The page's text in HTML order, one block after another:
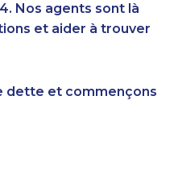
1-587-543-0713
1-437-900-0384
Nos agents sont là
et aider à trouver
dette et commençons